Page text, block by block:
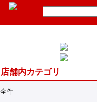
店舗内カテゴリ
全件